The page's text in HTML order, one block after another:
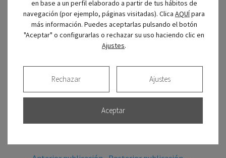
mayores, y así se sentirán mejor.
Debemosexplicarles cómo deben
moviendo el cepillo de arriba
estos pasos, lo conseguirán
en base a un perfil elaborado a partir de tus hábitos de
navegación (por ejemplo, páginas visitadas). Clica AQUÍpara
más información. Puedes aceptarlas pulsando el botón
"Aceptar" o configurarlas o rechazar su uso haciendo clic en
Ajustes.
Aceptar
Rechazar Ajustes